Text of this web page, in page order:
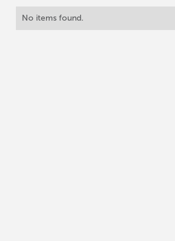
No items found.